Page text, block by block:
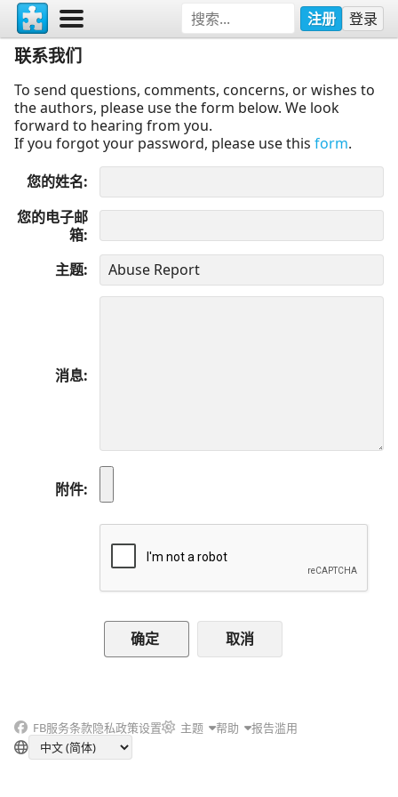
注册 登录
联系我们
To send questions, comments, concerns, or wishes to
the authors, please use the form below. We look
forward to hearing from you.
If you forgot your password, please use this form.
您的姓名
您的电子邮
箱
主题
消息
附件
取消
FB服务条款隐私政策设置 主题 帮助 报告滥用